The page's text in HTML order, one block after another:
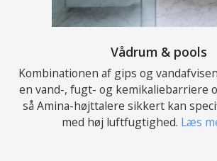
Vådrum & pools
Kombinationen af gips og
en vand-, fugt- og kemikaliebarriere
så Amina-højttalere sikkert kan
med høj luftfugtighed. Læs